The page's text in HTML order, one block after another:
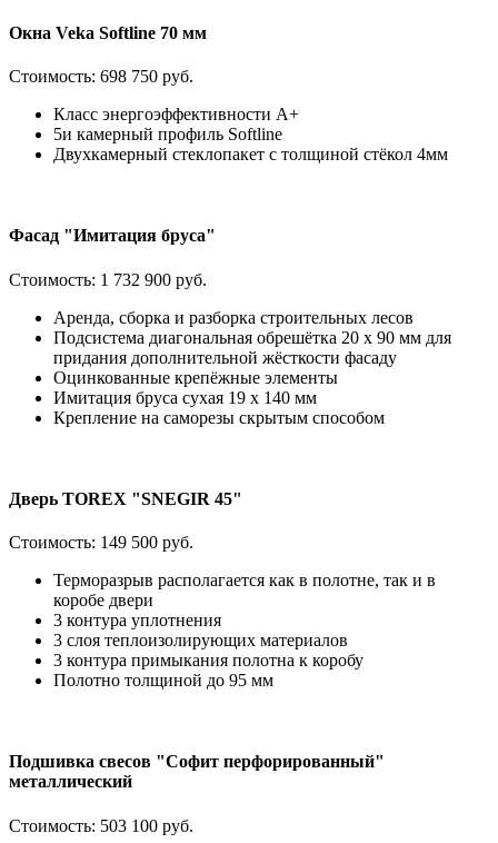
Окна Veka Softline 70 мм
Стоимость: 698 750 руб.
Класс энергоэффективности А+
5и камерный профиль Softline
Двухкамерный стеклопакет с толщиной стёкол 4мм
Фасад "Имитация бруса"
Стоимость: 1 732 900 руб.
Аренда, сборка и разборка строительных лесов
Подсистема диагональная обрешётка 20 х 90 мм для
придания дополнительной жёсткости фасаду
Оцинкованные крепёжные элементы
Имитация бруса сухая 19 х 140 мм
Крепление на саморезы скрытым способом
Дверь TOREX "SNEGIR 45"
Стоимость: 149 500 руб.
Терморазрыв располагается как в полотне, так и в
коробе двери
3 контура уплотнения
3 слоя теплоизолирующих материалов
3 контура примыкания полотна к коробу
Полотно толщиной до 95 мм
Подшивка свесов "Софит перфорированный"
металлический
Стоимость: 503 100 руб.